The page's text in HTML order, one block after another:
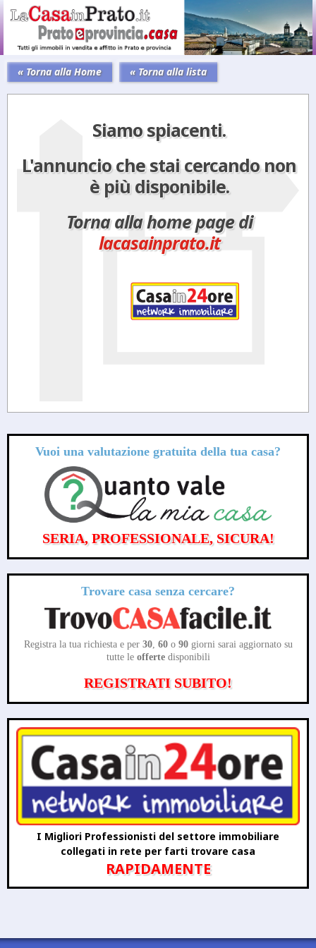
« Torna alla Home « Torna alla lista
Siamo spiacenti.
L'annuncio che stai cercando non
è più disponibile.
Torna alla home page di
lacasainprato.it
Vuoi una valutazione gratuita della tua casa?
SERIA, PROFESSIONALE, SICURA!
Trovare casa senza cercare?
Registra la tua richiesta e per 30, 60o 90giorni sarai aggiornato su
tutte le offertedisponibili
REGISTRATI SUBITO!
I Migliori Professionisti del settore immobiliare
collegati in rete per farti trovare casa
RAPIDAMENTE